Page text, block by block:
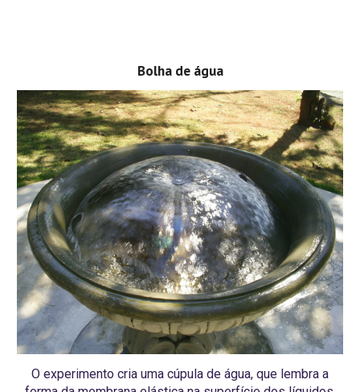
Bolha de água
O experimento cria uma cúpula de água, que lembra a